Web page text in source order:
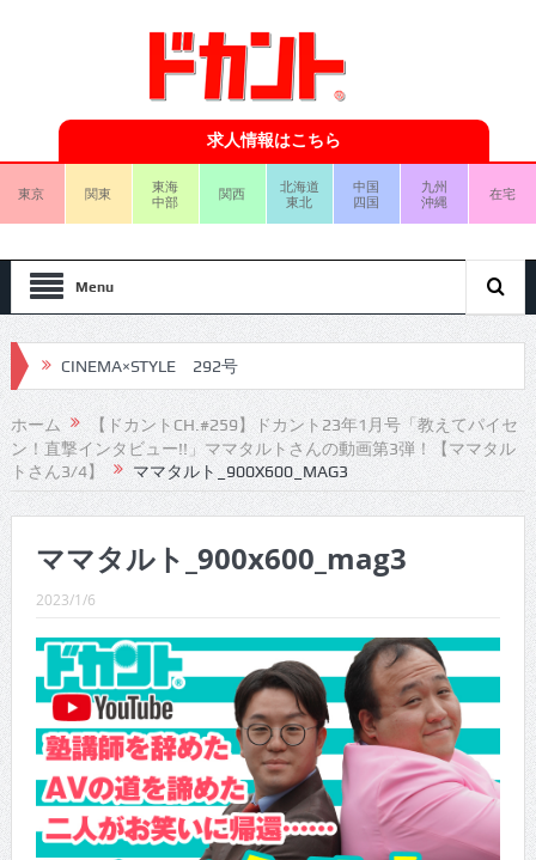
求人情報はこちら
東京 関東
東海
中部
関西
北海道
東北
中国
四国
九州
沖縄
在宅
Menu
CINEMA×STYLE 292号
CINEMA×STYLE 291号
CINEMA×STYLE 290号
CINEMA×STYLE 289号
CINEMA×STYLE 288号
CINEMA×STYLE 287号
CINEMA×STYLE 286号
CINEMA×STYLE 285号
CINEMA×STYLE 294号
CINEMA×STYLE 293号
ホーム
【ドカントCH.#259】ドカント23年1月号「教えてパイセ
ン！直撃インタビュー!!」ママタルトさんの動画第3弾！【ママタル
トさん3/4】
ママタルト_900X600_MAG3
ママタルト_900x600_mag3
2023/1/6